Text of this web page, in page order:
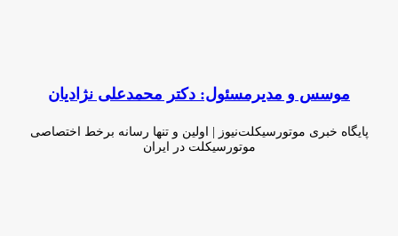
موسس و مدیرمسئول: دکتر محمدعلی نژادیان
پایگاه خبری موتورسیکلت‌نیوز | اولین و تنها رسانه برخط اختصاصی
موتورسیکلت در ایران